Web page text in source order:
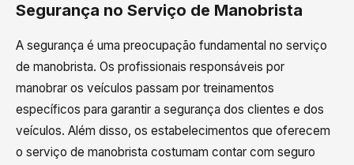
Segurança no Serviço de Manobrista
A segurança é uma preocupação fundamental no serviço
de manobrista. Os profissionais responsáveis por
manobrar os veículos passam por treinamentos
específicos para garantir a segurança dos clientes e dos
veículos. Além disso, os estabelecimentos que oferecem
o serviço de manobrista costumam contar com seguro